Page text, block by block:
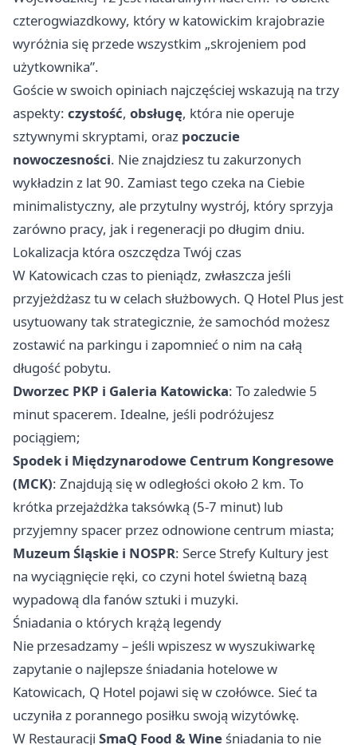
czterogwiazdkowy, który w katowickim krajobrazie
wyróżnia się przede wszystkim „skrojeniem pod
użytkownika”.
Goście w swoich opiniach najczęściej wskazują na trzy
aspekty: czystość, obsługę, która nie operuje
sztywnymi skryptami, oraz poczucie
nowoczesności. Nie znajdziesz tu zakurzonych
wykładzin z lat 90. Zamiast tego czeka na Ciebie
minimalistyczny, ale przytulny wystrój, który sprzyja
zarówno pracy, jak i regeneracji po długim dniu.
Lokalizacja która oszczędza Twój czas
W Katowicach czas to pieniądz, zwłaszcza jeśli
przyjeżdżasz tu w celach służbowych. Q Hotel Plus jest
usytuowany tak strategicznie, że samochód możesz
zostawić na parkingu i zapomnieć o nim na całą
długość pobytu.
Dworzec PKP i Galeria Katowicka: To zaledwie 5
minut spacerem. Idealne, jeśli podróżujesz
pociągiem;
Spodek i Międzynarodowe Centrum Kongresowe
(MCK): Znajdują się w odległości około 2 km. To
krótka przejażdżka taksówką (5-7 minut) lub
przyjemny spacer przez odnowione centrum miasta;
Muzeum Śląskie i NOSPR: Serce Strefy Kultury jest
na wyciągnięcie ręki, co czyni hotel świetną bazą
wypadową dla fanów sztuki i muzyki.
Śniadania o których krążą legendy
Nie przesadzamy – jeśli wpiszesz w wyszukiwarkę
zapytanie o najlepsze śniadania hotelowe w
Katowicach, Q Hotel pojawi się w czołówce. Sieć ta
uczyniła z porannego posiłku swoją wizytówkę.
W Restauracji SmaQ Food & Wine śniadania to nie